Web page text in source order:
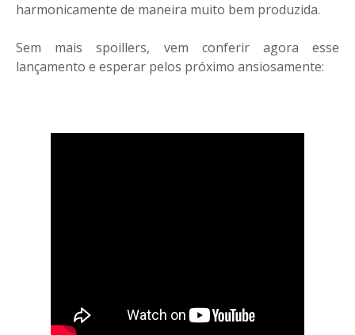
harmonicamente de maneira muito bem produzida.
Sem mais spoillers, vem conferir agora esse
lançamento e esperar pelos próximo ansiosamente: